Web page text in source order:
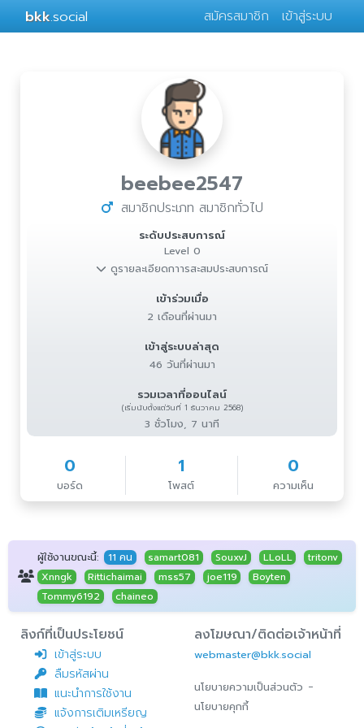
bkk.social สมัครสมาชิก เข้าสู่ระบบ
beebee2547
สมาชิกประเภท สมาชิกทั่วไป
ระดับประสบการณ์
Level 0
ดูรายละเอียดกาารสะสมประสบการณ์
เข้าร่วมเมื่อ
2 เดือนที่ผ่านมา
เข้าสู่ระบบล่าสุด
46 วันที่ผ่านมา
รวมเวลาที่ออนไลน์
(เริ่มนับตั้งแต่วันที่ 1 ธันวาคม 2568)
3 ชั่วโมง, 7 นาที
0
บอร์ด
1
โพสต์
0
ความเห็น
ผู้ใช้งานขณะนี้: 11 คน samart081 SouxvJ LLoLL
tritonv
Xnngk
Rittichaimai mss57 joe119
Boyten
Tommy6192
chaineo
ลิงก์ที่เป็นประโยชน์
เข้าสู่ระบบ
ลืมรหัสผ่าน
แนะนำการใช้งาน
แจ้งการเติมเหรียญ
ลงโฆษณา/ติดต่อเจ้าหน้าที่
webmaster@bkk.social
นโยบายความเป็นส่วนตัว -
นโยบายคุกกี้